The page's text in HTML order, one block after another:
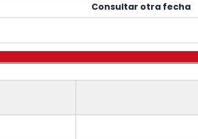
Consultar otra fecha